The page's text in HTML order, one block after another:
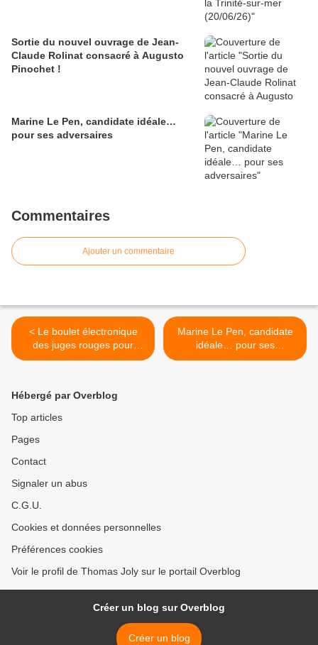
Sortie du nouvel ouvrage de Jean-
Claude Rolinat consacré à Augusto
Pinochet !
Marine Le Pen, candidate idéale…
pour ses adversaires
Commentaires
Ajouter un commentaire
< Le boulet électronique
des juges rouges pour
Marine Le Pen
Marine Le Pen, candidate
idéale… pour ses
adversaires >
Hébergé par Overblog
Top articles
Pages
Contact
Signaler un abus
C.G.U.
Cookies et données personnelles
Préférences cookies
Voir le profil de Thomas Joly sur le portail Overblog
Créer un blog sur Overblog
Créer un blog